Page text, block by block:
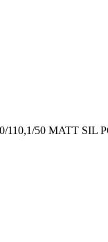
110,1/50 MATT SIL